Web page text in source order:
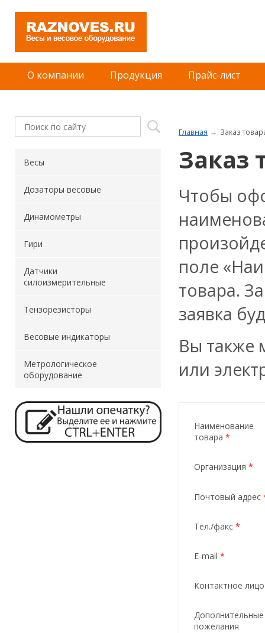
О компании Продукция Прайс-лист
Главная Заказ
Заказ
Чтобы
поле
товара.
заявка
Вы также
или
Наименование
товара *
Организация *
Почтовый адрес
Тел./факс *
E-mail *
Контактное
Дополнительные
пожелания
Весы
Дозаторы весовые
Динамометры
Гири
Датчики
силоизмерительные
Тензорезисторы
Весовые индикаторы
Метрологическое
оборудование